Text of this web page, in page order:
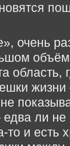
очень
область,
ли не
и есть